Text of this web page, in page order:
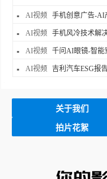
AI视频 手机创意广告-AI
AI视频 手机风冷技术解
AI视频 千问AI眼镜-智能
AI视频 吉利汽车ESG报
关于我们
拍片花絮